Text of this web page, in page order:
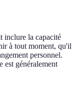
inclure la capacité
à tout moment, qu'il
personnel.
est généralement